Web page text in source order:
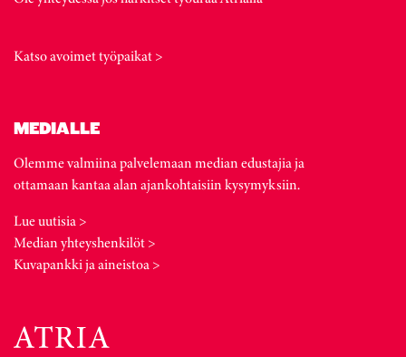
Katso avoimet työpaikat >
MEDIALLE
Olemme valmiina palvelemaan median edustajia ja
ottamaan kantaa alan ajankohtaisiin kysymyksiin.
Lue uutisia >
Median yhteyshenkilöt >
Kuvapankki ja aineistoa >